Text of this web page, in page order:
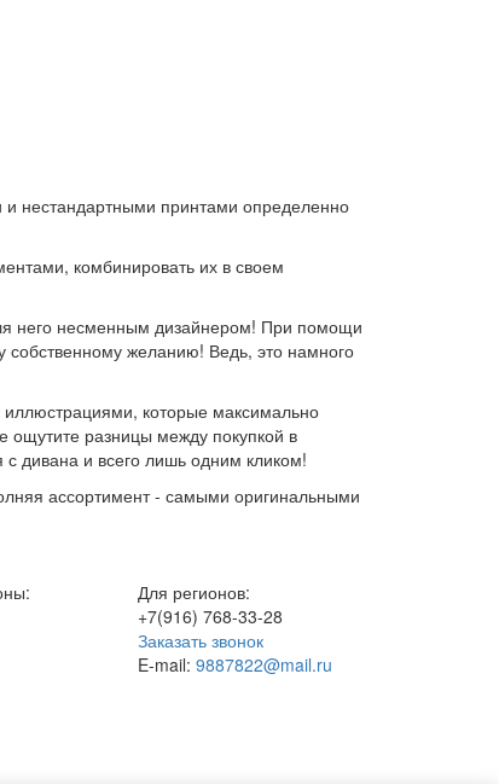
нестандартными принтами определенно
комбинировать их в своем
него несменным дизайнером! При помощи
желанию! Ведь, это намного
которые максимально
ощутите разницы между покупкой в
дивана и всего лишь одним кликом!
ассортимент - самыми оригинальными
Для регионов:
+7(916) 768-33-28
Заказать звонок
E-mail:9887822@mail.ru